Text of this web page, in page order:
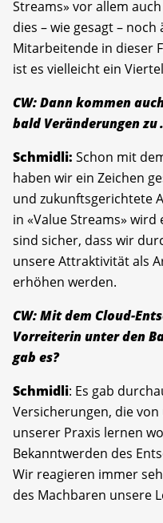
Streams» vor allem
dies – wie gesagt –
Mitarbeitende in dieser
ist es vielleicht ein
CW: Dann kommen
bald Veränderungen zu
Schmidli: Schon mit
haben wir ein Zeichen
und zukunftsgerichtete
in «Value Streams»
sind sicher, dass wir
unsere Attraktivität als
erhöhen werden.
CW: Mit dem Cloud-
Vorreiterin unter den
gab es?
Schmidli: Es gab
Versicherungen, die
unserer Praxis lernen
Bekanntwerden des
Wir reagieren immer
des Machbaren unsere